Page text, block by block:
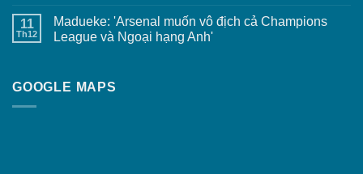
11
Th12
Madueke: 'Arsenal muốn vô địch cả Champions
League và Ngoại hạng Anh'
GOOGLE MAPS